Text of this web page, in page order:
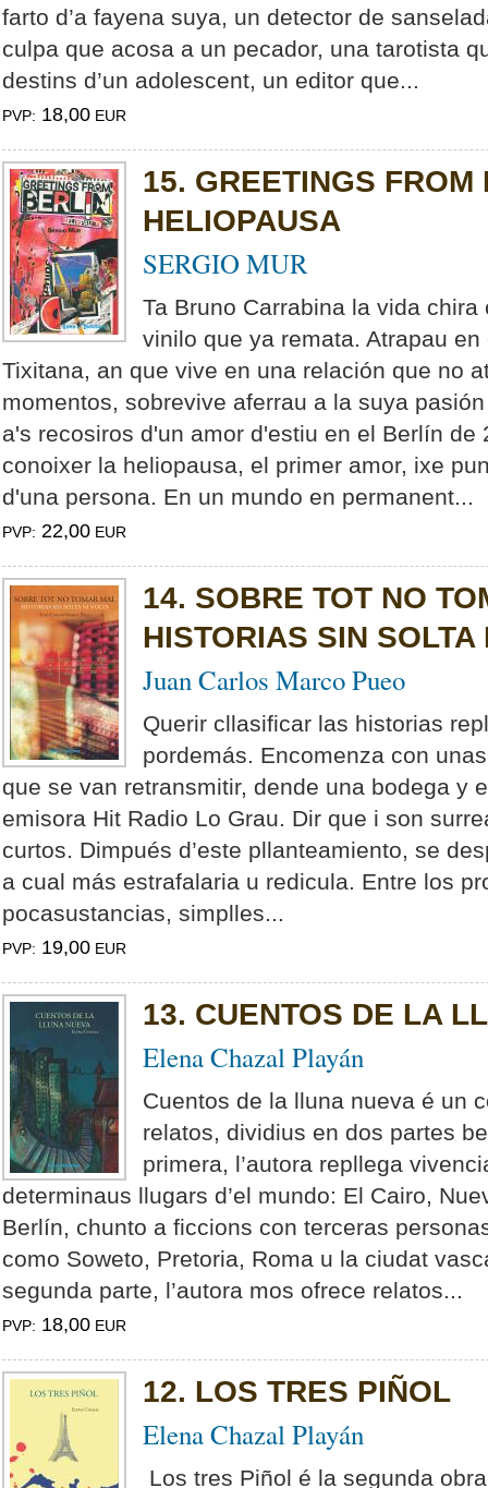
farto d’a fayena suya, un detector de
culpa que acosa a un pecador, una tarotista
destins d’un adolescent, un editor que...
PVP: 18,00 EUR
15. GREETINGS FROM
HELIOPAUSA
SERGIO MUR
Ta Bruno Carrabina la vida
vinilo que ya remata. Atrapau
Tixitana, an que vive en una relación que no
momentos, sobrevive aferrau a la suya
a's recosiros d'un amor d'estiu en el Berlín de
conoixer la heliopausa, el primer amor, ixe
d'una persona. En un mundo en permanent...
PVP: 22,00 EUR
14. SOBRE TOT NO
HISTORIAS SIN SOLTA
Juan Carlos Marco Pueo
Querir cllasificar las historias
pordemás. Encomenza con
que se van retransmitir, dende una bodega y
emisora Hit Radio Lo Grau. Dir que i son
curtos. Dimpués d’este pllanteamiento, se
a cual más estrafalaria u redicula. Entre los
pocasustancias, simplles...
PVP: 19,00 EUR
13. CUENTOS DE LA
Elena Chazal Playán
Cuentos de la lluna nueva é un
relatos, dividius en dos partes
primera, l’autora repllega
determinaus llugars d’el mundo: El Cairo,
Berlín, chunto a ficcions con terceras
como Soweto, Pretoria, Roma u la ciudat
segunda parte, l’autora mos ofrece relatos...
PVP: 18,00 EUR
12. LOS TRES PIÑOL
Elena Chazal Playán
Los tres Piñol é la segunda